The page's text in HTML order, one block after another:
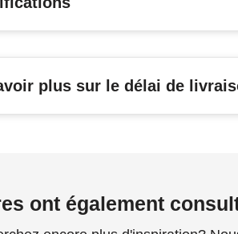
plus sur le délai de
ont également